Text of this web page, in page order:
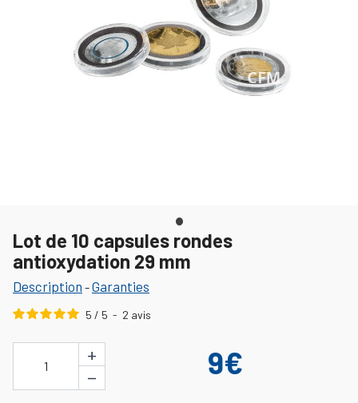
Lot de 10 capsules rondes
antioxydation 29 mm
Description -Garanties
5 / 5 - 2 avis
1
+
−
9€